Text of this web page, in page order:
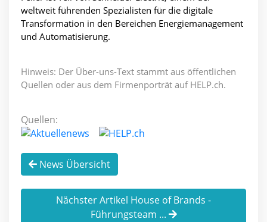
weltweit führenden Spezialisten für die digitale
Transformation in den Bereichen Energiemanagement
und Automatisierung.
Hinweis: Der Über-uns-Text stammt aus öffentlichen
Quellen oder aus dem Firmenporträt auf HELP.ch.
Quellen:
News Übersicht
Nächster Artikel House of Brands -
Führungsteam ...